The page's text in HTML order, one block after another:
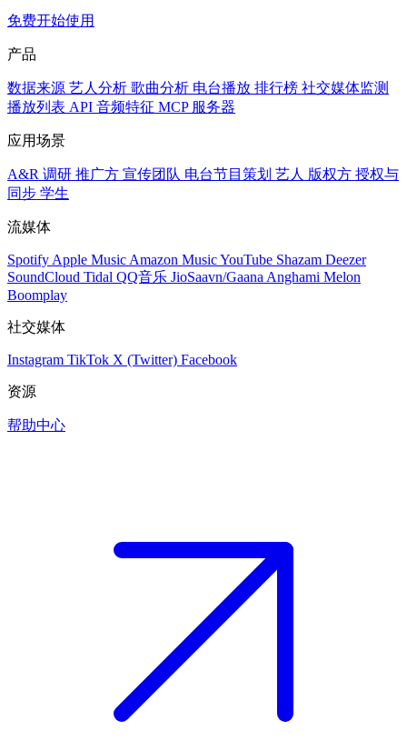
免费开始使用
产品
数据来源 艺人分析 歌曲分析 电台播放 排行榜 社交媒体监测
播放列表 API 音频特征 MCP 服务器
应用场景
A&R 调研 推广方 宣传团队 电台节目策划 艺人 版权方 授权与
同步 学生
流媒体
Spotify Apple Music Amazon MusicYouTube Shazam Deezer
SoundCloud Tidal QQ音乐 JioSaavn/Gaana Anghami Melon
Boomplay
社交媒体
Instagram TikTok X (Twitter) Facebook
资源
帮助中心